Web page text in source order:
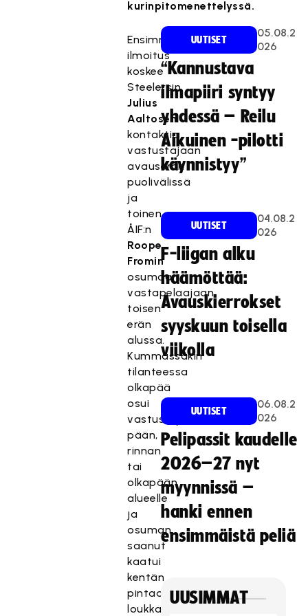
kurinpitomenettelyssä.
Ensimmäinen
ilmoitus
koskee
Steelersin
Julius
Aaltosen
kontaktia
vastustajaan
avauserän
puolivälissä
ja
toinen
ÅIF:n
Roope
Fromin
osumaa
vastapelaajaan
toisen
erän
alussa.
Kummassakin
tilanteessa
olkapää
osui
vastustajaa
pään,
rinnan
tai
olkapään
alueelle
ja
osuman
saanut
kaatui
kentän
pintaan
loukkaantuen.
UUTISET
05.08.2
026
“Kannustava
ilmapiiri syntyy
yhdessä – Reilu
Aikuinen -pilotti
käynnistyy”
UUTISET
04.08.2
026
F-liigan alku
häämöttää:
Avauskierrokset
syyskuun toisella
viikolla
UUTISET
06.08.2
026
Pelipassit kaudelle
2026–27 nyt
myynnissä –
hanki ennen
ensimmäistä peliä
UUSIMMAT